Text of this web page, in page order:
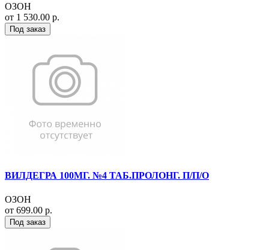
ОЗОН
от 1 530.00 р.
Под заказ
ВИЛДЕГРА 100МГ. №4 ТАБ.ПРОЛОНГ. П/П/О
ОЗОН
от 699.00 р.
Под заказ